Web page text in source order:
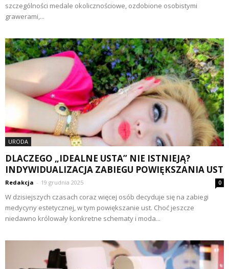
szczególności medale okolicznościowe, ozdobione osobistymi
grawerami,...
URODA
DLACZEGO „IDEALNE USTA” NIE ISTNIEJĄ?
INDYWIDUALIZACJA ZABIEGU POWIĘKSZANIA UST
Redakcja - 19 grudnia 2025 0
W dzisiejszych czasach coraz więcej osób decyduje się na zabiegi
medycyny estetycznej, w tym powiększanie ust. Choć jeszcze
niedawno królowały konkretne schematy i moda...